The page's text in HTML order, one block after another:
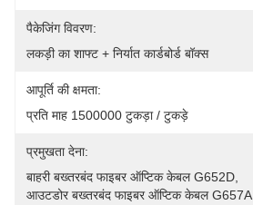
पैकेजिंग विवरण:
लकड़ी का शाफ्ट + निर्यात कार्डबोर्ड बॉक्स
आपूर्ति की क्षमता:
प्रति माह 1500000 टुकड़ा / टुकड़े
प्रमुखता देना:
बाहरी बख्तरबंद फाइबर ऑप्टिक केबल G652D
आउटडोर बख्तरबंद फाइबर ऑप्टिक केबल G657A